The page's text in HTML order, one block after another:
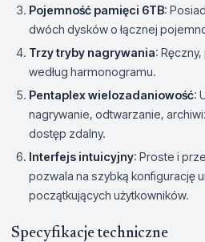
Pojemność pamięci 6TB:
dwóch dysków o łącznej
Trzy tryby nagrywania:
według harmonogramu.
Pentaplex wielozadaniowość:
nagrywanie, odtwarzanie,
dostęp zdalny.
Interfejs intuicyjny: Proste i
pozwala na szybką konfigurację
początkujących użytkowników.
Specyfikacje techniczne